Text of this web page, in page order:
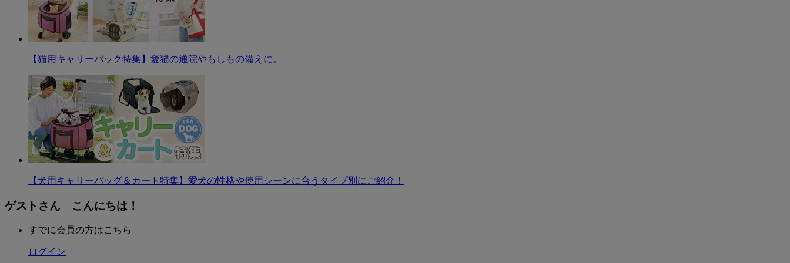
【猫用キャリーバック特集】愛猫の通院やもしもの備えに。
【犬用キャリーバッグ＆カート特集】愛犬の性格や使用シーンに合うタイプ別にご紹介！
ゲストさん こんにちは！
すでに会員の方はこちら
ログイン